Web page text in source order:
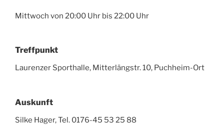
Mittwoch von 20:00 Uhr bis 22:00 Uhr
Treffpunkt
Laurenzer Sporthalle, Mitterlängstr. 10, Puchheim-Ort
Auskunft
Silke Hager, Tel. 0176-45 53 25 88